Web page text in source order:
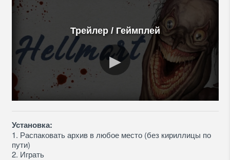
Трейлер / Геймплей
Установка:
1. Распаковать архив в любое место (без кириллицы по
пути)
2. Играть